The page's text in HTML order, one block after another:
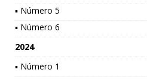
▪ Número 5
▪ Número 6
2024
▪ Número 1